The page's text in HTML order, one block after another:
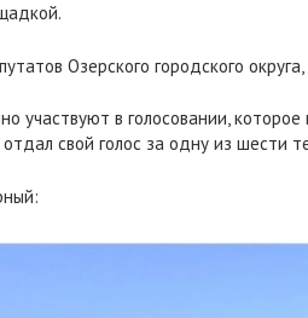
Озерского городского
участвуют в голосовании,
свой голос за одну из